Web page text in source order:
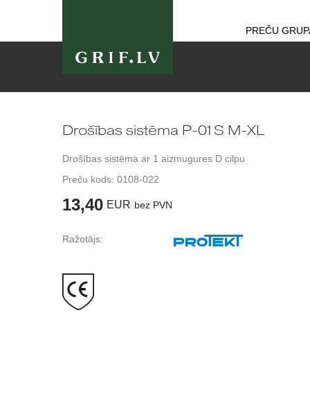
PREČU
Drošības sistēma P-01S M-XL
Drošības sistēma ar 1 aizmugures D cilpu
Preču kods: 0108-022
13,40 EUR bez PVN
Ražotājs: